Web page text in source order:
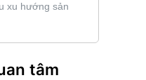
xu hướng sản
tâm